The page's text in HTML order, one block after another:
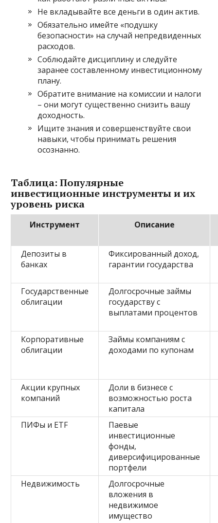
Не вкладывайте все деньги в один актив.
Обязательно имейте «подушку
безопасности» на случай непредвиденных
расходов.
Соблюдайте дисциплину и следуйте
заранее составленному инвестиционному
плану.
Обратите внимание на комиссии и налоги
– они могут существенно снизить вашу
доходность.
Ищите знания и совершенствуйте свои
навыки, чтобы принимать решения
осознанно.
Таблица: Популярные
инвестиционные инструменты и их
уровень риска
Инструмент Описание
Депозиты в
банках
Фиксированный доход,
гарантии государства
Государственные
облигации
Долгосрочные займы
государству с
выплатами процентов
Корпоративные
облигации
Займы компаниям с
доходами по купонам
Акции крупных
компаний
Доли в бизнесе с
возможностью роста
капитала
ПИФы и ETF
Паевые
инвестиционные
фонды,
диверсифицированные
портфели
Недвижимость
Долгосрочные
вложения в
недвижимое
имущество